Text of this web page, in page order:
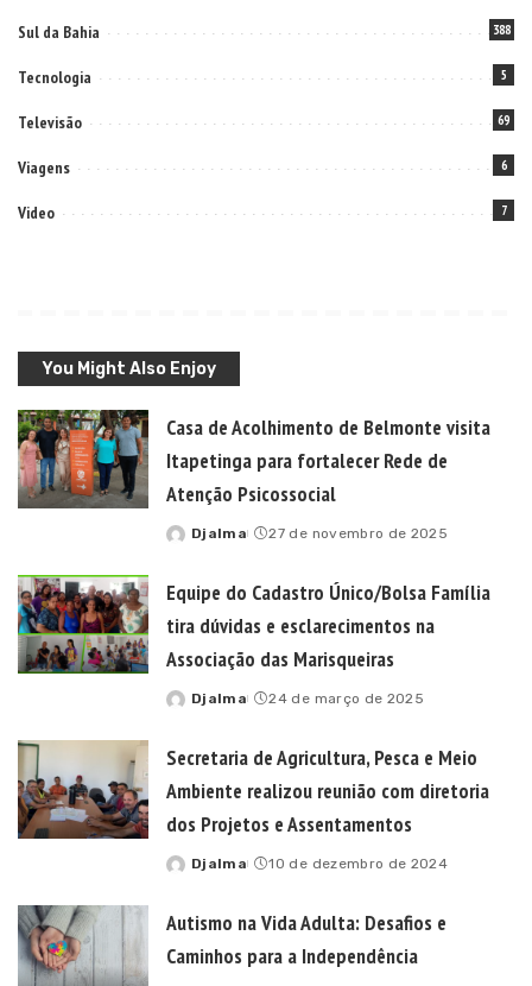
Sul da Bahia 388
Tecnologia 5
Televisão 69
Viagens 6
Video 7
You Might Also Enjoy
Casa de Acolhimento de Belmonte visita
Itapetinga para fortalecer Rede de
Atenção Psicossocial
Posted
Djalma 27 de novembro de 2025
Equipe do Cadastro Único/Bolsa Família
tira dúvidas e esclarecimentos na
Associação das Marisqueiras
Posted
Djalma 24 de março de 2025
Secretaria de Agricultura, Pesca e Meio
Ambiente realizou reunião com diretoria
dos Projetos e Assentamentos
Posted
Djalma 10 de dezembro de 2024
Autismo na Vida Adulta: Desafios e
Caminhos para a Independência